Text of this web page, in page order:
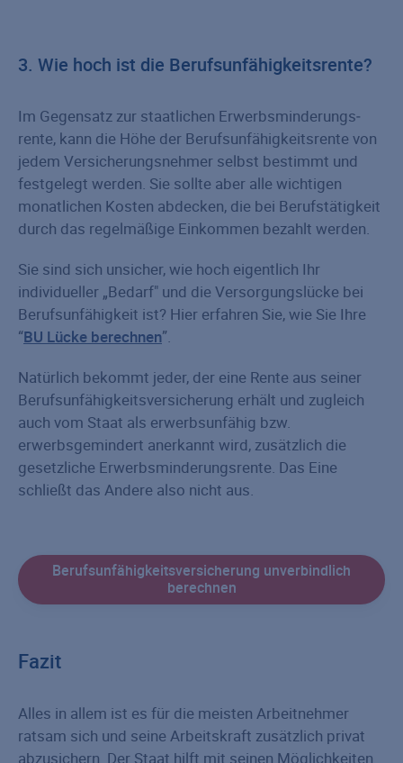
3. Wie hoch ist die Berufsunfähigkeitsrente?
Im Gegensatz zur staatlichen Erwerbs­minderungs­
rente, kann die Höhe der Berufsunfähigkeitsrente von
jedem Versicherungs­nehmer selbst bestimmt und
festgelegt werden. Sie sollte aber alle wichtigen
monatlichen Kosten abdecken, die bei Berufstätigkeit
durch das regelmäßige Einkommen bezahlt werden.
Sie sind sich unsicher, wie hoch eigentlich Ihr
individueller „Bedarf" und die Versorgungslücke bei
Berufsunfähigkeit ist? Hier erfahren Sie, wie Sie Ihre
“BU Lücke berechnen”.
Natürlich bekommt jeder, der eine Rente aus seiner
Berufsunfähigkeitsversicherung erhält und zugleich
auch vom Staat als erwerbsunfähig bzw.
erwerbsgemindert anerkannt wird, zusätzlich die
gesetzliche Erwerbs­minderungs­rente. Das Eine
schließt das Andere also nicht aus.
Berufsunfähigkeitsversicherung unverbindlich
berechnen
Fazit
Alles in allem ist es für die meisten Arbeitnehmer
ratsam sich und seine Arbeitskraft zusätzlich privat
abzusichern. Der Staat hilft mit seinen Möglichkeiten